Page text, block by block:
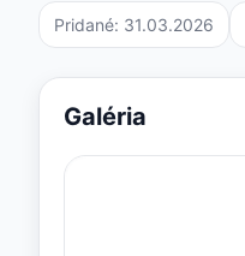
Pridané: 31.03.2026
Galéria